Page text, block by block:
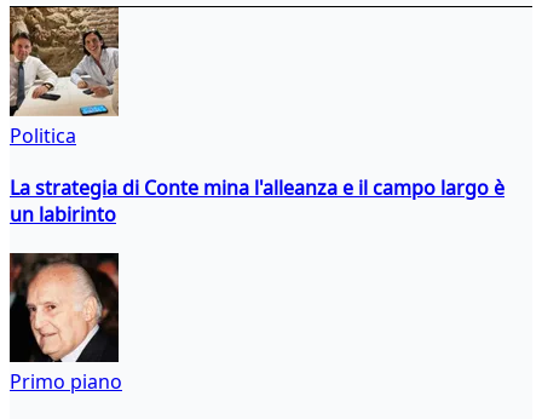
Politica
La strategia di Conte mina l'alleanza e il campo largo è
un labirinto
Primo piano